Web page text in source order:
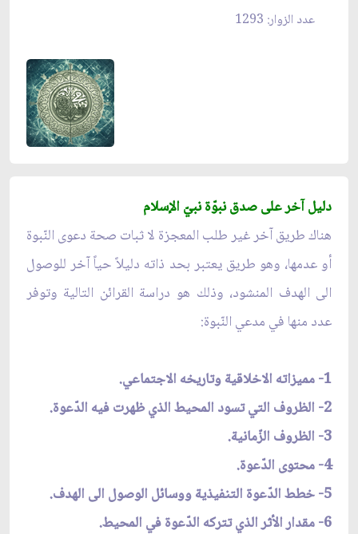
عدد الزوار: 1293
دليل آخر على صدق نبوّة نبيّ الإسلام
هناك طريق آخر غير طلب المعجزة لا ثبات صحة دعوى النّبوة
أو عدمها، وهو طريق يعتبر بحد ذاته دليلاً حياً آخر للوصول
الى الهدف المنشود، وذلك هو دراسة القرائن التالية وتوفر
عدد منها في مدعي النّبوة:
1- مميزاته الاخلاقية وتاريخه الاجتماعي.
2- الظروف التي تسود المحيط الذي ظهرت فيه الدّعوة.
3- الظروف الزّمانية.
4- محتوى الدّعوة.
5- خطط الدّعوة التنفيذية ووسائل الوصول الى الهدف.
6- مقدار الأثر الذي تتركه الدّعوة في المحيط.